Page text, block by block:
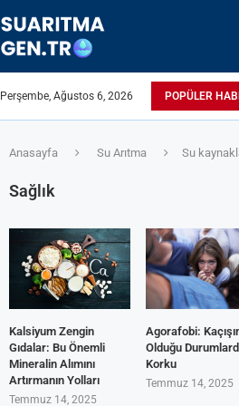
Perşembe, Ağustos 6, 2026 POPÜLER
Anasayfa Su Arıtma Su
Sağlık
Kalsiyum Zengin
Gıdalar: Bu Önemli
Mineralin Alımını
Artırmanın Yolları
Temmuz 14, 2025
Agorafobi:
Olduğu
Korku
Temmuz 14, 2025